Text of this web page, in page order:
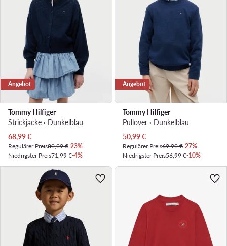
Angebot
Tommy Hilfiger
Strickjacke · Dunkelblau
Aktueller Preis
68,99€
Regulärer Preis89,99 €-23%
Niedrigster Preis71,99 €-4%
Angebot
Tommy Hilfiger
Pullover · Dunkelblau
Aktueller Preis
50,99€
Regulärer Preis69,99 €-27%
Niedrigster Preis56,99 €-10%